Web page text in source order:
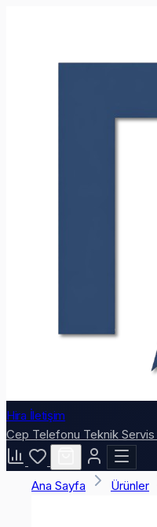
Hira İletişim
Cep Telefonu Teknik Servis
Ana Sayfa Ürünler